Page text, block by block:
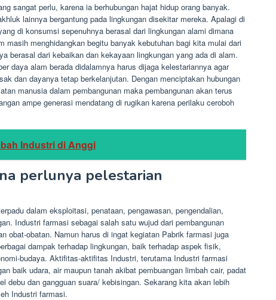
sangat perlu, karena ia berhubungan hajat hidup orang banyak.
lainnya bergantung pada lingkungan disekitar mereka. Apalagi di
di konsumsi sepenuhnya berasal dari lingkungan alami dimana
masih menghidangkan begitu banyak kebutuhan bagi kita mulai dari
berasal dari kebaikan dan kekayaan lingkungan yang ada di alam.
daya alam berada didalamnya harus dijaga kelestariannya agar
dan dayanya tetap berkelanjutan. Dengan menciptakan hubungan
manusia dalam pembangunan maka pembangunan akan terus
ampe generasi mendatang di rugikan karena perilaku ceroboh
Industri di Anggi
perlunya pelestarian
dalam eksploitasi, penataan, pengawasan, pengendalian,
Industri farmasi sebagai salah satu wujud dari pembangunan
obat-obatan. Namun harus di ingat kegiatan Pabrik farmasi juga
dampak terhadap lingkungan, baik terhadap aspek fisik,
budaya. Aktifitas-aktifitas Industri, terutama Industri farmasi
baik udara, air maupun tanah akibat pembuangan limbah cair, padat
debu dan gangguan suara/ kebisingan. Sekarang kita akan lebih
Industri farmasi.